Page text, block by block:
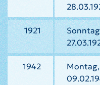
1921
1942
Montag,